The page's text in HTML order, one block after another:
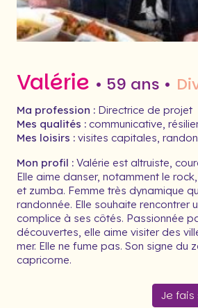
Valérie • 59 ans •
Ma profession : Directrice de projet
Mes qualités : communicative,
Mes loisirs : visites capitales,
Mon profil : Valérie est altruiste,
Elle aime danser, notamment le
et zumba. Femme très dynamique
randonnée. Elle souhaite rencontrer
complice à ses côtés. Passionnée
découvertes, elle aime visiter des
mer. Elle ne fume pas. Son signe du
capricorne.
Je fais